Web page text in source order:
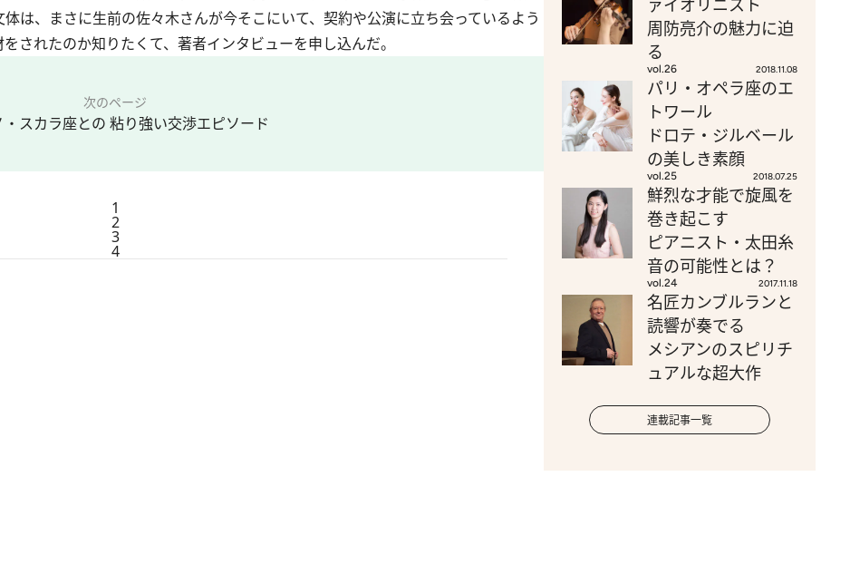
は、まさに生前の佐々木さんが今そこにいて、契約や公演に立ち会っているよう
されたのか知りたくて、著者インタビューを申し込んだ。
次のページ
・スカラ座との 粘り強い交渉エピソード
1
2
3
4
ァイオリニスト
周防亮介の魅力に迫
る
vol.26 2018.11.08
パリ・オペラ座のエ
トワール
ドロテ・ジルベール
の美しき素顔
vol.25 2018.07.25
鮮烈な才能で旋風を
巻き起こす
ピアニスト・太田糸
音の可能性とは？
vol.24 2017.11.18
名匠カンブルランと
読響が奏でる
メシアンのスピリチ
ュアルな超大作
連載記事一覧